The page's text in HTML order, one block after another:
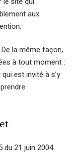
aux
la même façon,
à tout moment :
est invité à s’y
du 21 juin 2004